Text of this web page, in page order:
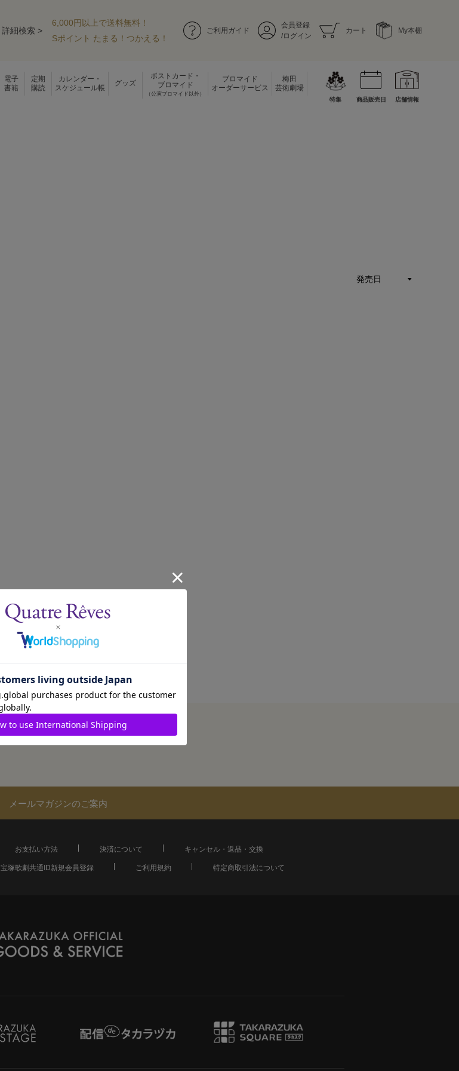
詳細検索 >
6,000円以上で送料無料！
Sポイント たまる！つかえる！
ご利用ガイド
会員登録
/ログイン
カート My本棚
電子
書籍
定期
購読
カレンダー・
スケジュール帳
グッズ
ポストカード・
ブロマイド
（公演ブロマイド以外）
ブロマイド
オーダーサービス
梅田
芸術劇場
特集 商品販売日 店舗情報
メールマガジンのご案内
お支払い方法 決済について
キャンセル・返品・交換
宝塚歌劇共通ID新規会員登録 ご利用規約 特定商取引法について